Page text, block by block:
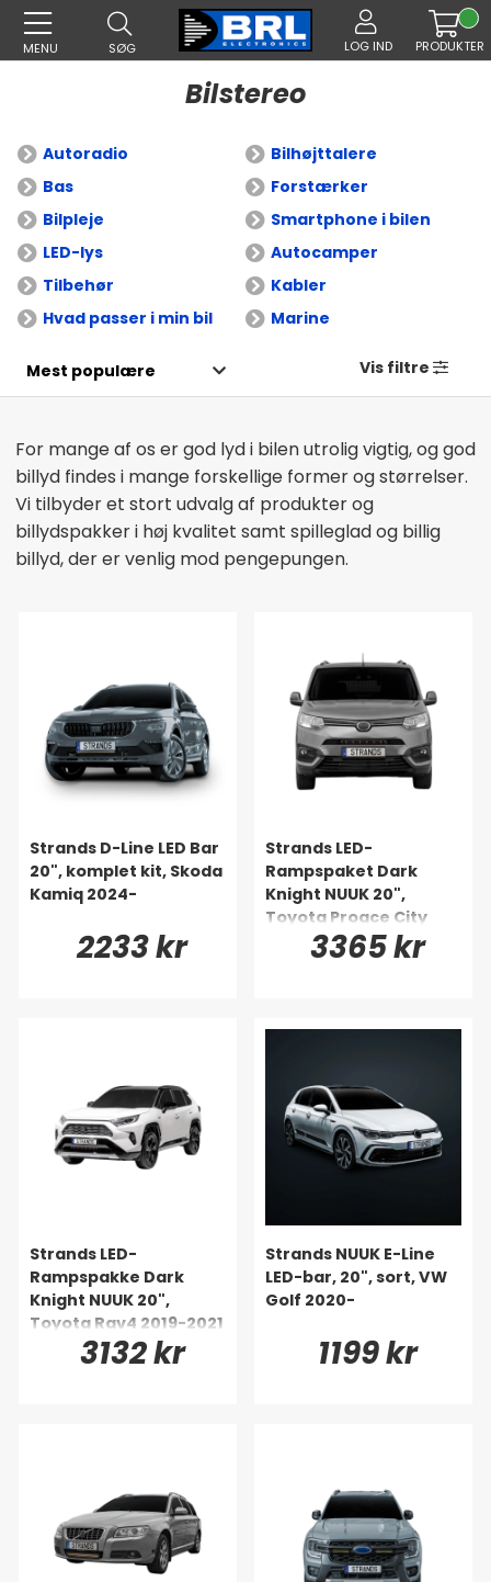
MENU SØG LOG IND PRODUKTER
Bilstereo
Autoradio
Bilhøjttalere
Bas
Forstærker
Bilpleje
Smartphone i bilen
LED-lys
Autocamper
Tilbehør
Kabler
Hvad passer i min bil
Marine
For mange af os er god lyd i bilen utrolig vigtig, og god
billyd findes i mange forskellige former og størrelser.
Vi tilbyder et stort udvalg af produkter og
billydspakker i høj kvalitet samt spilleglad og billig
billyd, der er venlig mod pengepungen.
Vis filtre
Strands D-Line LED Bar
20", komplet kit, Skoda
Kamiq 2024-
2233 kr
Strands LED-
Rampspaket Dark
Knight NUUK 20",
Toyota Proace City
2020-2024
3365 kr
Strands LED-
Rampspakke Dark
Knight NUUK 20",
Toyota Rav4 2019-2021
3132 kr
Strands NUUK E-Line
LED-bar, 20", sort, VW
Golf 2020-
1199 kr